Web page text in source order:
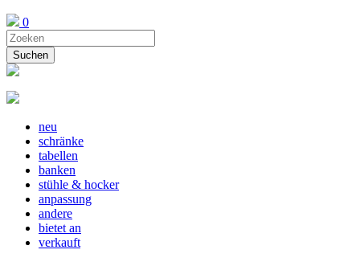
0
neu
schränke
tabellen
banken
stühle & hocker
anpassung
andere
bietet an
verkauft